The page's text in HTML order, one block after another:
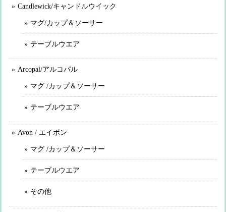
Candlewick/キャンドルウイック
マグ/カップ＆ソーサー
テーブルウエア
Arcopal/アルコパル
マグ /カップ＆ソーサー
テーブルウエア
Avon / エイボン
マグ /カップ＆ソーサー
テーブルウエア
その他